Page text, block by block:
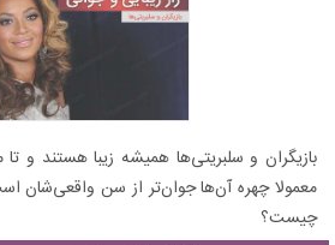
بازیگران و سلبریتی‌ها همیشه زیبا هستند
معمولا چهره آن‌ها جوان‌تر از سن واقعی‌شان
چیست؟